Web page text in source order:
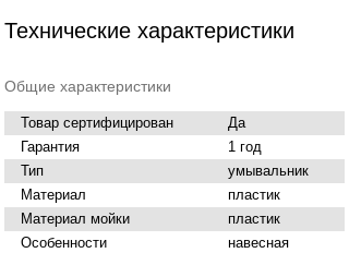
Технические характеристики
Общие характеристики
Товар сертифицирован
Да
Гарантия
1 год
Тип
умывальник
Материал
пластик
Материал мойки
пластик
Особенности
навесная